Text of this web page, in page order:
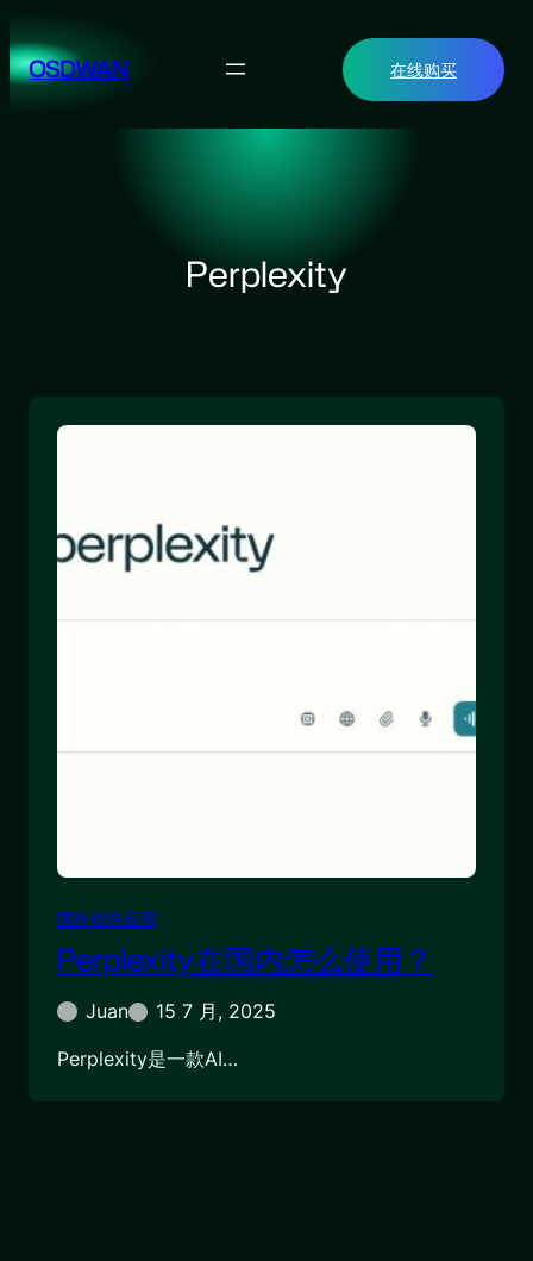
至
内OSDWAN 在线购买
Perplexity
国外软件应用
Perplexity在国内怎么使用？
Juan
15 7 月, 2025
Perplexity是一款AI…